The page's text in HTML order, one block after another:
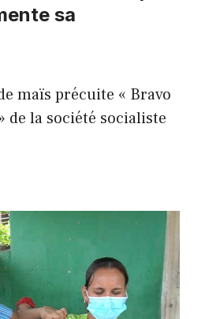
sa
maïs précuite « Bravo
de la société socialiste